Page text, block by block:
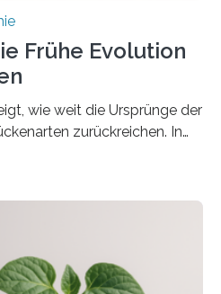
Frühe Evolution
wie weit die Ursprünge der
zurückreichen. In
bekannte Stechmücken-
und hat sich in
erhalten. Es konnte als neue
werden und trägt
primaevus. Dieser erste